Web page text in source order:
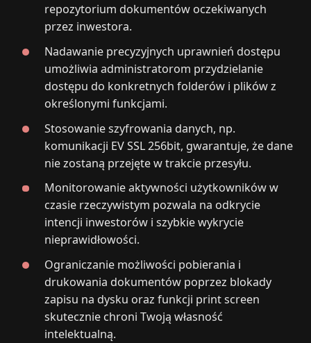
repozytorium dokumentów oczekiwanych
przez inwestora.
Nadawanie precyzyjnych uprawnień dostępu
umożliwia administratorom przydzielanie
dostępu do konkretnych folderów i plików z
określonymi funkcjami.
Stosowanie szyfrowania danych, np.
komunikacji EV SSL 256bit, gwarantuje, że dane
nie zostaną przejęte w trakcie przesyłu.
Monitorowanie aktywności użytkowników w
czasie rzeczywistym pozwala na odkrycie
intencji inwestorów i szybkie wykrycie
nieprawidłowości.
Ograniczanie możliwości pobierania i
drukowania dokumentów poprzez blokady
zapisu na dysku oraz funkcji print screen
skutecznie chroni Twoją własność
intelektualną.